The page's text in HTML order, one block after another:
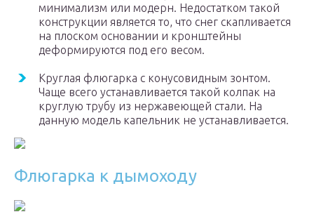
минимализм или модерн. Недостатком такой
конструкции является то, что снег скапливается
на плоском основании и кронштейны
деформируются под его весом.
Круглая флюгарка с конусовидным зонтом.
Чаще всего устанавливается такой колпак на
круглую трубу из нержавеющей стали. На
данную модель капельник не устанавливается.
Флюгарка к дымоходу